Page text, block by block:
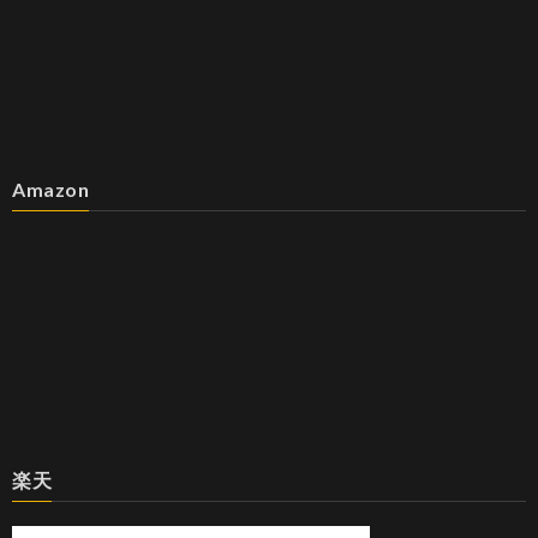
Amazon
楽天